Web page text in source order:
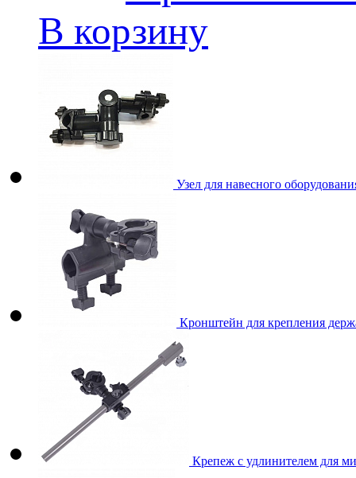
В корзину
Узел для навесного
Кронштейн для крепления
Крепеж с удлинителем для